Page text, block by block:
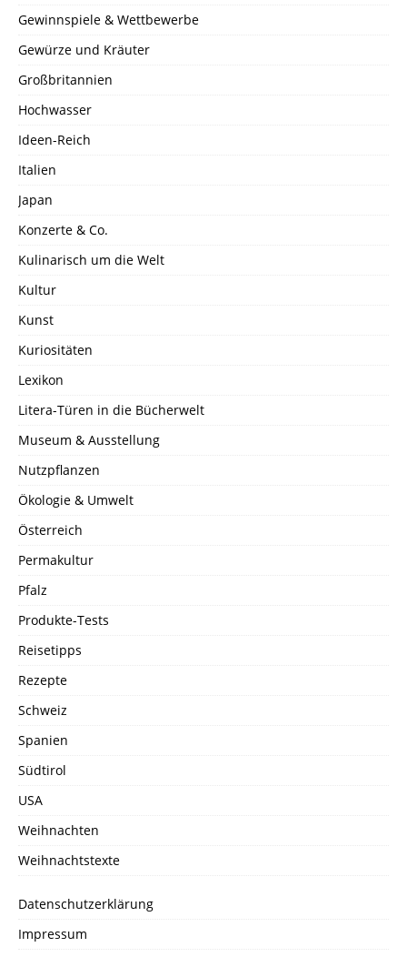
Gewinnspiele & Wettbewerbe
Gewürze und Kräuter
Großbritannien
Hochwasser
Ideen-Reich
Italien
Japan
Konzerte & Co.
Kulinarisch um die Welt
Kultur
Kunst
Kuriositäten
Lexikon
Litera-Türen in die Bücherwelt
Museum & Ausstellung
Nutzpflanzen
Ökologie & Umwelt
Österreich
Permakultur
Pfalz
Produkte-Tests
Reisetipps
Rezepte
Schweiz
Spanien
Südtirol
USA
Weihnachten
Weihnachtstexte
Datenschutzerklärung
Impressum